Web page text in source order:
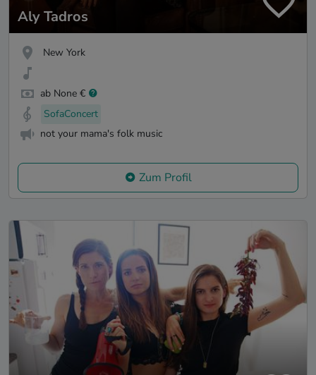
Aly Tadros
New York
ab None €
SofaConcert
not your mama's folk music
Zum Profil